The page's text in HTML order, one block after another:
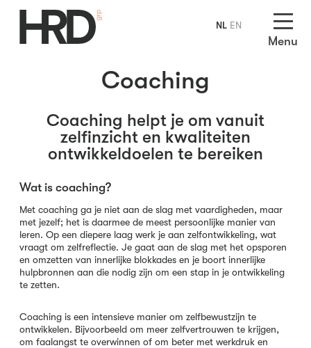
Menu
Coaching
Coaching helpt je om vanuit
zelfinzicht en kwaliteiten
ontwikkeldoelen te bereiken
Wat is coaching?
Met coaching ga je niet aan de slag met vaardigheden, maar
met jezelf; het is daarmee de meest persoonlijke manier van
leren. Op een diepere laag werk je aan zelfontwikkeling, wat
vraagt om zelfreflectie. Je gaat aan de slag met het opsporen
en omzetten van innerlijke blokkades en je boort innerlijke
hulpbronnen aan die nodig zijn om een stap in je ontwikkeling
te zetten.
Coaching is een intensieve manier om zelfbewustzijn te
ontwikkelen. Bijvoorbeeld om meer zelfvertrouwen te krijgen,
om faalangst te overwinnen of om beter met werkdruk en
NL EN